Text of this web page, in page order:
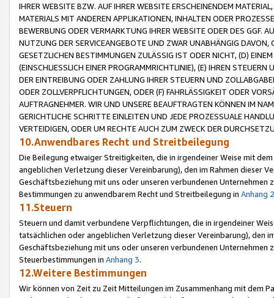
IHRER WEBSITE BZW. AUF IHRER WEBSITE ERSCHEINENDEM
MATERIALS MIT ANDEREN APPLIKATIONEN, INHALTEN ODER
BEWERBUNG ODER VERMARKTUNG IHRER WEBSITE ODER DES GGF.
NUTZUNG DER SERVICEANGEBOTE UND ZWAR UNABHÄNGIG
GESETZLICHEN BESTIMMUNGEN ZULÄSSIG IST ODER NICHT, (D)
(EINSCHLIESSLICH EINER PROGRAMMRICHTLINIE), (E) IHREN
DER EINTREIBUNG ODER ZAHLUNG IHRER STEUERN UND
ODER ZOLLVERPFLICHTUNGEN, ODER (F) FAHRLÄSSIGKEIT ODER
AUFTRAGNEHMER. WIR UND UNSERE BEAUFTRAGTEN KÖNNEN IM
GERICHTLICHE SCHRITTE EINLEITEN UND JEDE PROZESSUALE
VERTEIDIGEN, ODER UM RECHTE AUCH ZUM ZWECK DER
10.Anwendbares Recht und Streitbeilegung
Die Beilegung etwaiger Streitigkeiten, die in irgendeiner Weise mit
angeblichen Verletzung dieser Vereinbarung), den im Rahmen dieser
Geschäftsbeziehung mit uns oder unseren verbundenen
Bestimmungen zu anwendbarem Recht und Streitbeilegung in Anhang 2
11.Steuern
Steuern und damit verbundene Verpflichtungen, die in irgendeiner
tatsächlichen oder angeblichen Verletzung dieser Vereinbarung), den
Geschäftsbeziehung mit uns oder unseren verbundenen
Steuerbestimmungen in Anhang 3.
12.Weitere Bestimmungen
Wir können von Zeit zu Zeit Mitteilungen im Zusammenhang mit dem